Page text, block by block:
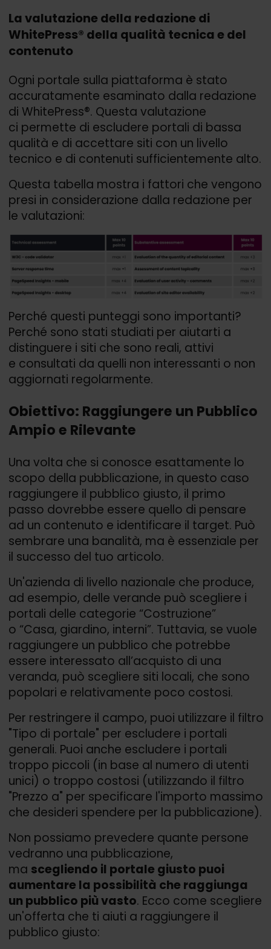
La valutazione della redazione di
WhitePress® della qualità tecnica e del
contenuto
Ogni portale sulla piattaforma è stato
accuratamente esaminato dalla redazione
di WhitePress®. Questa valutazione
ci permette di escludere portali di bassa
qualità e di accettare siti con un livello
tecnico e di contenuti sufficientemente alto.
Questa tabella mostra i fattori che vengono
presi in considerazione dalla redazione per
le valutazioni:
Perché questi punteggi sono importanti?
Perché sono stati studiati per aiutarti a
distinguere i siti che sono reali, attivi
e consultati da quelli non interessanti o non
aggiornati regolarmente.
Obiettivo: Raggiungere un Pubblico
Ampio e Rilevante
Una volta che si conosce esattamente lo
scopo della pubblicazione, in questo caso
raggiungere il pubblico giusto, il primo
passo dovrebbe essere quello di pensare
ad un contenuto e identificare il target. Può
sembrare una banalità, ma è essenziale per
il successo del tuo articolo.
Un'azienda di livello nazionale che produce,
ad esempio, delle verande può scegliere i
portali delle categorie “Costruzione”
o “Casa, giardino, interni”. Tuttavia, se vuole
raggiungere un pubblico che potrebbe
essere interessato all’acquisto di una
veranda, può scegliere siti locali, che sono
popolari e relativamente poco costosi.
Per restringere il campo, puoi utilizzare il filtro
"Tipo di portale" per escludere i portali
generali. Puoi anche escludere i portali
troppo piccoli (in base al numero di utenti
unici) o troppo costosi (utilizzando il filtro
"Prezzo a" per specificare l'importo massimo
che desideri spendere per la pubblicazione).
Non possiamo prevedere quante persone
vedranno una pubblicazione,
ma scegliendo il portale giusto puoi
aumentare la possibilità che raggiunga
un pubblico più vasto. Ecco come scegliere
un'offerta che ti aiuti a raggiungere il
pubblico giusto: